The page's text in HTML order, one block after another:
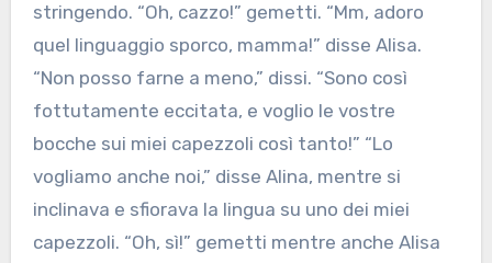
stringendo. “Oh, cazzo!” gemetti. “Mm, adoro
quel linguaggio sporco, mamma!” disse Alisa.
“Non posso farne a meno,” dissi. “Sono così
fottutamente eccitata, e voglio le vostre
bocche sui miei capezzoli così tanto!” “Lo
vogliamo anche noi,” disse Alina, mentre si
inclinava e sfiorava la lingua su uno dei miei
capezzoli. “Oh, sì!” gemetti mentre anche Alisa